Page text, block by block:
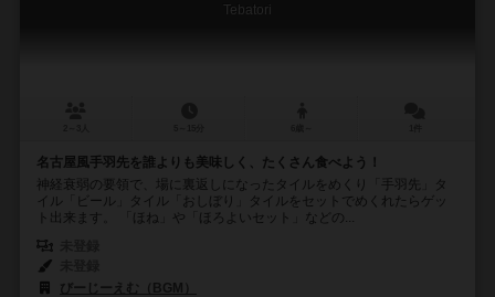
Tebatori
名古屋風手羽先を誰よりも美味しく、たくさん食べよう！
神経衰弱の要領で、場に裏返しになったタイルをめくり「手羽先」タ
イル「ビール」タイル「おしぼり」タイルをセットでめくれたらゲッ
ト出来ます。 「ほね」や「ほろよいセット」などの...
びーじーえむ（BGM）